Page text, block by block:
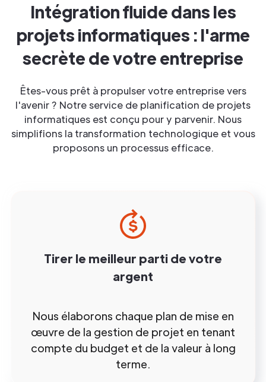
Intégration fluide dans les
projets informatiques : l'arme
secrète de votre entreprise
Êtes-vous prêt à propulser votre entreprise vers
l'avenir ? Notre service de planification de projets
informatiques est conçu pour y parvenir. Nous
simplifions la transformation technologique et vous
proposons un processus efficace.
Tirer le meilleur parti de votre
argent
Nous élaborons chaque plan de mise en
œuvre de la gestion de projet en tenant
compte du budget et de la valeur à long
terme.